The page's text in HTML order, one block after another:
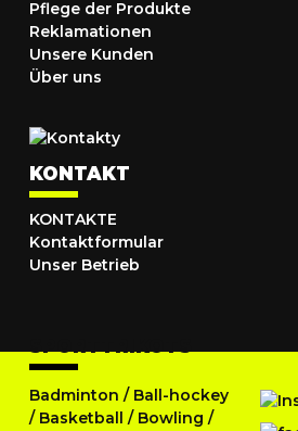
Pflege der Produkte
Reklamationen
Unsere Kunden
Über uns
KONTAKT
KONTAKTE
Kontaktformular
Unser Betrieb
SPORTTRIKOTS
Badminton / Ball-hockey
/ Basketball / Bowling /